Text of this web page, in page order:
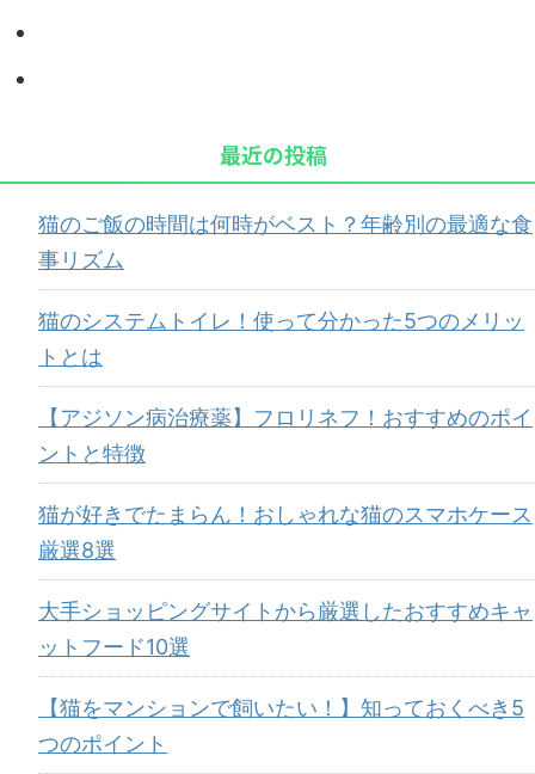
最近の投稿
猫のご飯の時間は何時がベスト？年齢別の最適な食
事リズム
猫のシステムトイレ！使って分かった5つのメリッ
トとは
【アジソン病治療薬】フロリネフ！おすすめのポイ
ントと特徴
猫が好きでたまらん！おしゃれな猫のスマホケース
厳選8選
大手ショッピングサイトから厳選したおすすめキャ
ットフード10選
【猫をマンションで飼いたい！】知っておくべき5
つのポイント